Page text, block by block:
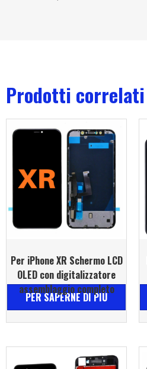
Prodotti correlati
Per iPhone XR Schermo LCD
OLED con digitalizzatore
assemblaggio completo
PER SAPERNE DI PIÙ